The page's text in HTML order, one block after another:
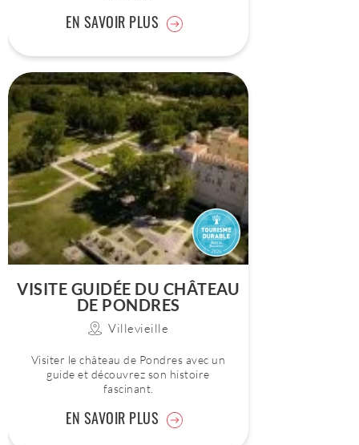
EN SAVOIR PLUS
VISITE GUIDÉE DU CHÂTEAU
DE PONDRES
Villevieille
Visiter le château de Pondres avec un
guide et découvrez son histoire
fascinant.
EN SAVOIR PLUS